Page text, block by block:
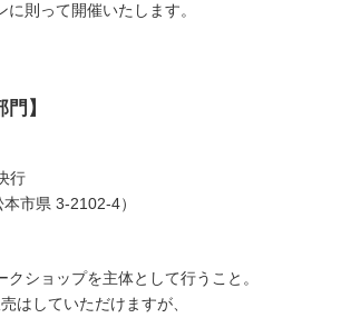
則って開催いたします。
門】
行
市県 3-2102-4）
ショップを主体として行うこと。
はしていただけますが、